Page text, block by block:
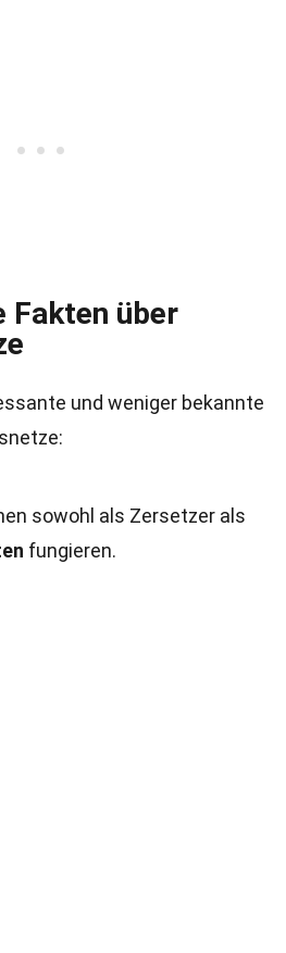
Fakten über
und weniger bekannte
sowohl als Zersetzer als
fungieren.